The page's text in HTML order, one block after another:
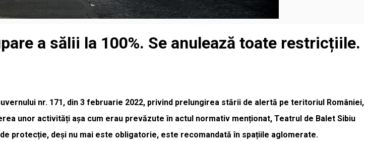
a sălii la 100%. Se anulează toate restricțiile.
nr. 171, din 3 februarie 2022, privind prelungirea stării de alertă pe teritoriul României,
unor activități așa cum erau prevăzute în actul normativ menționat, Teatrul de Balet Sibiu
protecție, deși nu mai este obligatorie, este recomandată în spațiile aglomerate.